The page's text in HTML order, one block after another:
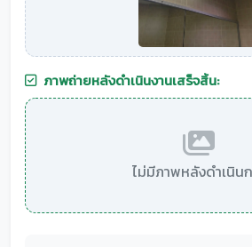
ภาพถ่ายหลังดำเนินงานเสร็จสิ้น:
ไม่มีภาพหลังดำเนิน